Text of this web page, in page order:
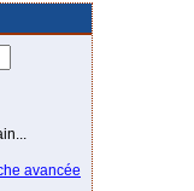
avancée